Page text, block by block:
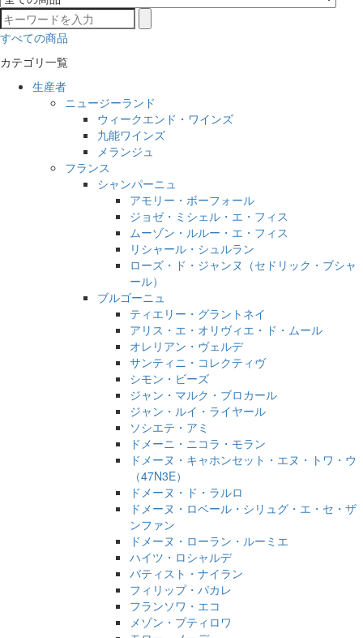
すべての商品
カテゴリ一覧
生産者
ニュージーランド
ウィークエンド・ワインズ
九能ワインズ
メランジュ
フランス
シャンパーニュ
アモリー・ボーフォール
ジョゼ・ミシェル・エ・フィス
ムーゾン・ルルー・エ・フィス
リシャール・シュルラン
ローズ・ド・ジャンヌ（セドリック・ブシャ
ール）
ブルゴーニュ
ティエリー・グラントネイ
アリス・エ・オリヴィエ・ド・ムール
オレリアン・ヴェルデ
サンティニ・コレクティヴ
シモン・ビーズ
ジャン・マルク・ブロカール
ジャン・ルイ・ライヤール
ソシエテ・アミ
ドメーニ・ニコラ・モラン
ドメーヌ・キャホンセット・エヌ・トワ・ウ
（47N3E）
ドメーヌ・ド・ラルロ
ドメーヌ・ロベール・シリュグ・エ・セ・ザ
ンファン
ドメーヌ・ローラン・ルーミエ
ハイツ・ロシャルデ
バティスト・ナイラン
フィリップ・パカレ
フランソワ・エコ
メゾン・プティロワ